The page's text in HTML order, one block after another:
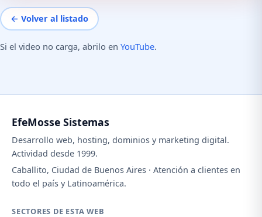
← Volver al listado
Si el video no carga, abrilo en YouTube.
EfeMosse Sistemas
Desarrollo web, hosting, dominios y marketing digital.
Actividad desde 1999.
Caballito, Ciudad de Buenos Aires · Atención a clientes en
todo el país y Latinoamérica.
SECTORES DE ESTA WEB